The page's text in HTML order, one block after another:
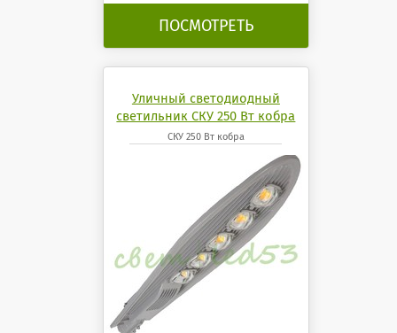
ПОСМОТРЕТЬ
Уличный светодиодный
светильник СКУ 250 Вт кобра
СКУ 250 Вт кобра